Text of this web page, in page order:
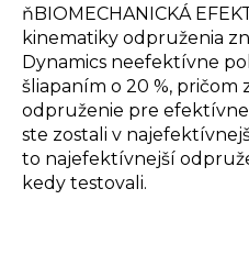
ňBIOMECHANICKÁ
kinematiky odpruženia
Dynamics neefektívne
šliapaním o 20 %, pričom
odpruženie pre efektívne
ste zostali v
to najefektívnejší
kedy testovali.